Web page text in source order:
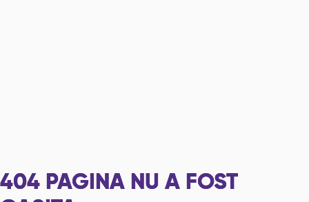
404 PAGINA NU A FOST